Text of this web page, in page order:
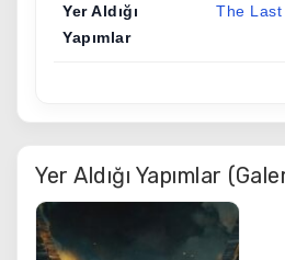
Yer Aldığı
Yapımlar
The Last
Yer Aldığı Yapımlar